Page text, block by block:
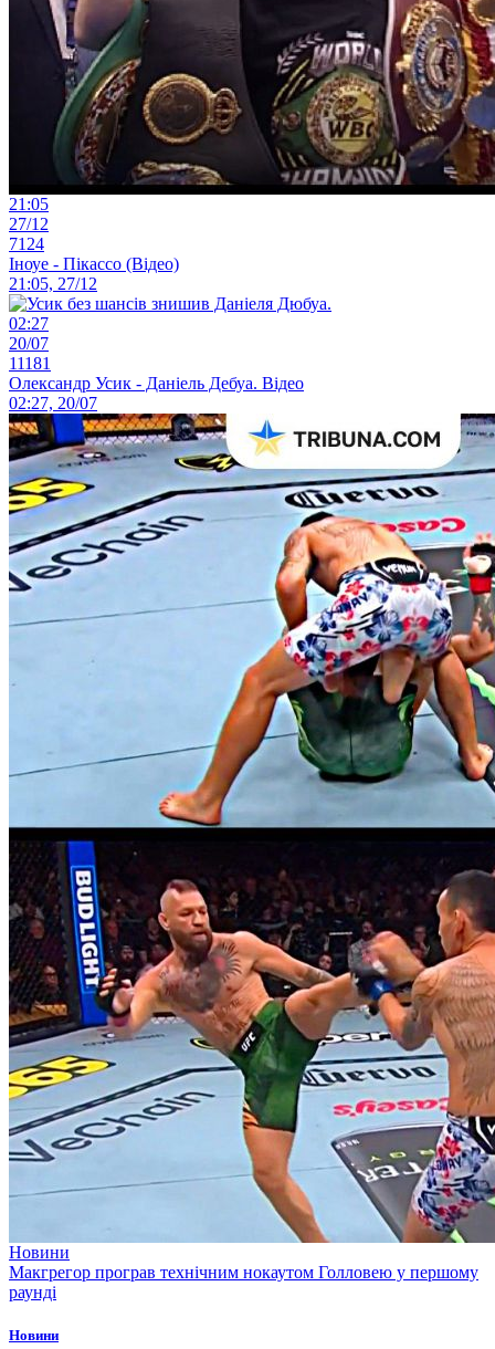
21:05
27/12
7124
Іноуе - Пікассо (Відео)
21:05, 27/12
02:27
20/07
11181
Олександр Усик - Даніель Дебуа. Відео
02:27, 20/07
Новини
Макгрегор програв технічним нокаутом Голловею у першому
раунді
Новини